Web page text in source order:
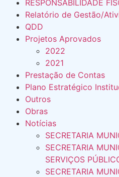
RESPONSABILIDADE
Relatório de Gestão/
QDD
Projetos Aprovados
2022
2021
Prestação de Contas
Plano Estratégico
Outros
Obras
Notícias
SECRETARIA
SECRETARIA
SERVIÇOS
SECRETARIA